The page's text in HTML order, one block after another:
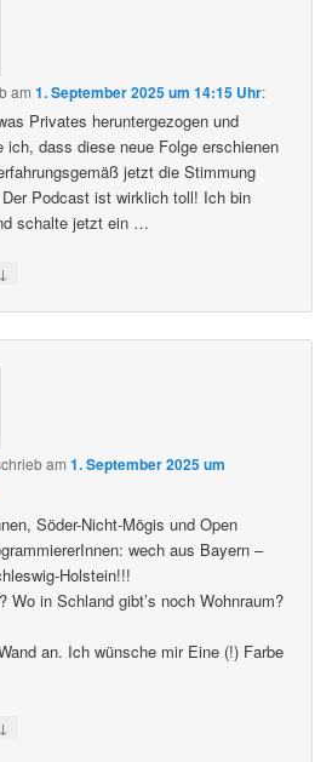
am1. September 2025 um 14:15 Uhr:
Privates heruntergezogen und
ich, dass diese neue Folge erschienen
jetzt die Stimmung
Der Podcast ist wirklich toll! Ich bin
schalte jetzt ein …
↓
am1. September 2025 um
Söder-Nicht-Mögis und Open
wech aus Bayern –
Holstein!!!
Wo in Schland gibt’s noch Wohnraum?
an. Ich wünsche mir Eine (!) Farbe
↓